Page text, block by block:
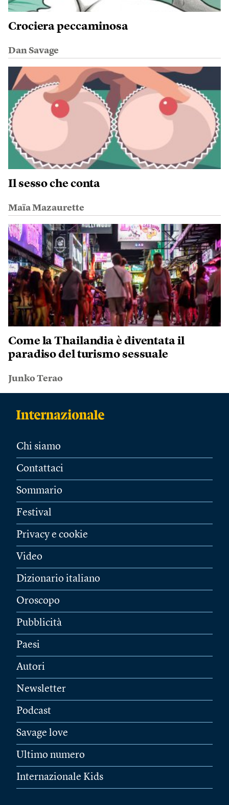
Crociera peccaminosa
Dan Savage
Il sesso che conta
Maïa Mazaurette
Come la Thailandia è diventata il
paradiso del turismo sessuale
Junko Terao
Chi siamo
Contattaci
Sommario
Festival
Privacy e cookie
Video
Dizionario italiano
Oroscopo
Pubblicità
Paesi
Autori
Newsletter
Podcast
Savage love
Ultimo numero
Internazionale Kids